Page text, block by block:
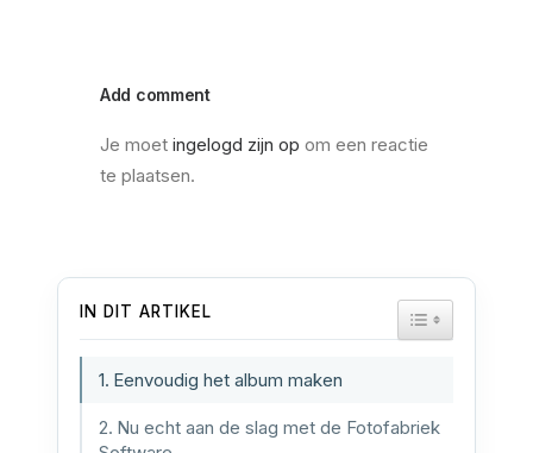
Add comment
Je moet ingelogd zijn op om een reactie
te plaatsen.
IN DIT ARTIKEL TOGGLE
Eenvoudig het album maken
Nu echt aan de slag met de Fotofabriek